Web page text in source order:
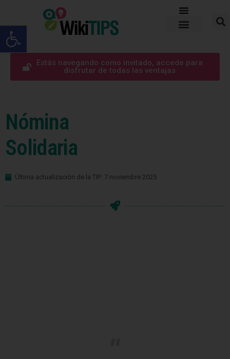
Abrir barra de herramientas
Estás navegando como invitado, accede para
disfrutar de todas las ventajas
Nómina
Solidaria
Última actualización de la TIP: 7 noviembre 2025